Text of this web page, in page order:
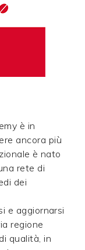
è in
ancora più
è nato
rete di
dei
e aggiornarsi
regione
qualità, in